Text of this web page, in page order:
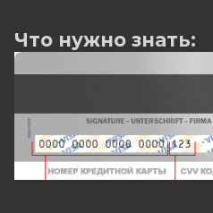
Что нужно знать: